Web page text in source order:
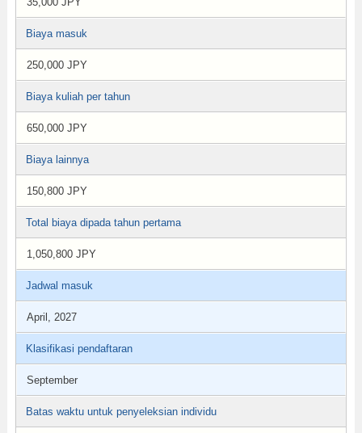
Biaya masuk
250,000 JPY
Biaya kuliah per tahun
650,000 JPY
Biaya lainnya
150,800 JPY
Total biaya dipada tahun pertama
1,050,800 JPY
Jadwal masuk
April, 2027
Klasifikasi pendaftaran
September
Batas waktu untuk penyeleksian individu